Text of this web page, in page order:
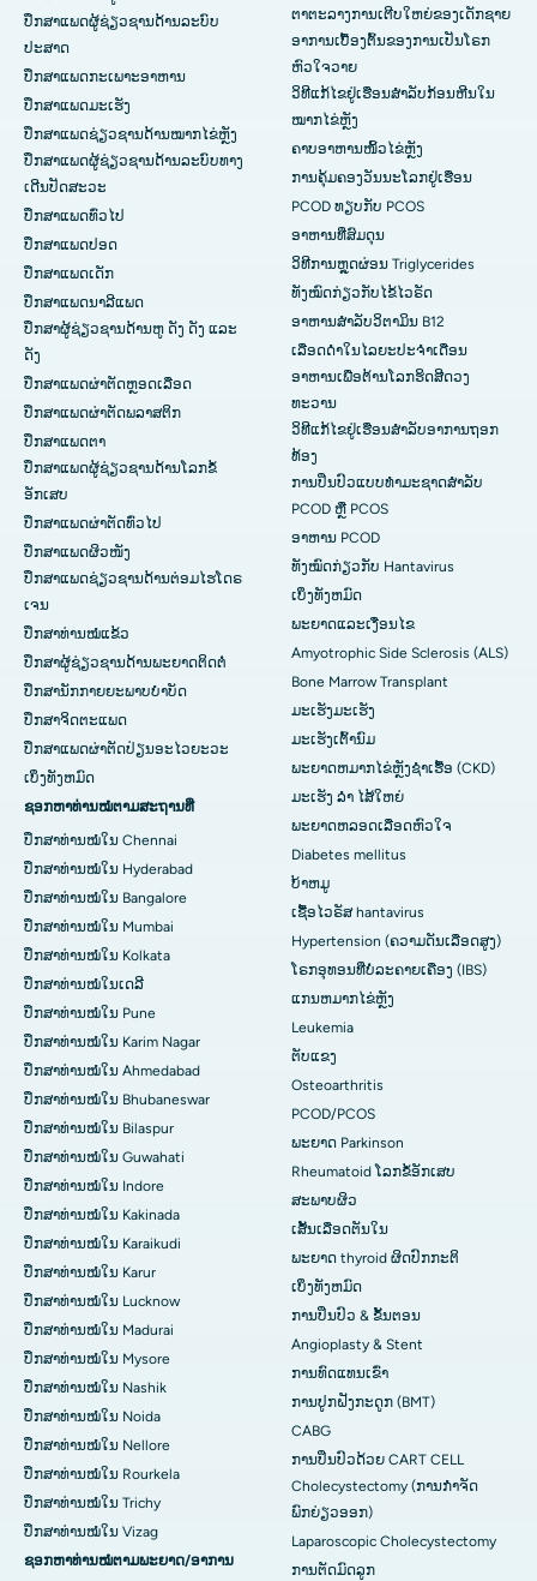
ປຶກສາແພດຜູ້ຊ່ຽວຊານດ້ານລະບົບ
ປະສາດ
ປຶກສາແພດກະເພາະອາຫານ
ປຶກສາແພດມະເຮັງ
ປຶກສາແພດຊ່ຽວຊານດ້ານໝາກໄຂ່ຫຼັງ
ປຶກສາແພດຜູ້ຊ່ຽວຊານດ້ານລະບົບທາງ
ເດີນປັດສະວະ
ປຶກສາແພດທົ່ວໄປ
ປຶກສາແພດປອດ
ປຶກສາແພດເດັກ
ປຶກສາແພດນາລີແພດ
ປຶກສາຜູ້ຊ່ຽວຊານດ້ານຫູ ດັງ ດັງ ແລະ
ດັງ
ປຶກສາແພດຜ່າຕັດຫຼອດເລືອດ
ປຶກສາແພດຜ່າຕັດພລາສຕິກ
ປຶກສາແພດຕາ
ປຶກສາແພດຜູ້ຊ່ຽວຊານດ້ານໂລກຂໍ້
ອັກເສບ
ປຶກສາແພດຜ່າຕັດທົ່ວໄປ
ປຶກສາແພດຜິວໜັງ
ປຶກສາແພດຊ່ຽວຊານດ້ານຕ່ອມໄຮໂດຣ
ເຈນ
ປຶກສາທ່ານໝໍແຂ້ວ
ປຶກສາຜູ້ຊ່ຽວຊານດ້ານພະຍາດຕິດຕໍ່
ປຶກສານັກກາຍຍະພາບບຳບັດ
ປຶກສາຈິດຕະແພດ
ປຶກສາແພດຜ່າຕັດປ່ຽນອະໄວຍະວະ
ເບິ່ງທັງຫມົດ
ຊອກຫາທ່ານໝໍຕາມສະຖານທີ່
ປຶກສາທ່ານໝໍໃນ Chennai
ປຶກສາທ່ານໝໍໃນ Hyderabad
ປຶກສາທ່ານໝໍໃນ Bangalore
ປຶກສາທ່ານໝໍໃນ Mumbai
ປຶກສາທ່ານໝໍໃນ Kolkata
ປຶກສາທ່ານໝໍໃນເດລີ
ປຶກສາທ່ານໝໍໃນ Pune
ປຶກສາທ່ານໝໍໃນ Karim Nagar
ປຶກສາທ່ານໝໍໃນ Ahmedabad
ປຶກສາທ່ານໝໍໃນ Bhubaneswar
ປຶກສາທ່ານໝໍໃນ Bilaspur
ປຶກສາທ່ານໝໍໃນ Guwahati
ປຶກສາທ່ານໝໍໃນ Indore
ປຶກສາທ່ານໝໍໃນ Kakinada
ປຶກສາທ່ານໝໍໃນ Karaikudi
ປຶກສາທ່ານໝໍໃນ Karur
ປຶກສາທ່ານໝໍໃນ Lucknow
ປຶກສາທ່ານໝໍໃນ Madurai
ປຶກສາທ່ານໝໍໃນ Mysore
ປຶກສາທ່ານໝໍໃນ Nashik
ປຶກສາທ່ານໝໍໃນ Noida
ປຶກສາທ່ານໝໍໃນ Nellore
ປຶກສາທ່ານໝໍໃນ Rourkela
ປຶກສາທ່ານໝໍໃນ Trichy
ປຶກສາທ່ານໝໍໃນ Vizag
ຊອກຫາທ່ານໝໍຕາມພະຍາດ/ອາການ
ຕາຕະລາງການເຕີບໃຫຍ່ຂອງເດັກຊາຍ
ອາການເບື້ອງຕົ້ນຂອງການເປັນໂຣກ
ຫົວໃຈວາຍ
ວິທີແກ້ໄຂຢູ່ເຮືອນສຳລັບກ້ອນຫີນໃນ
ໝາກໄຂ່ຫຼັງ
ຄາບອາຫານໜິ້ວໄຂ່ຫຼັງ
ການຄຸ້ມຄອງວັນນະໂລກຢູ່ເຮືອນ
PCOD ທຽບກັບ PCOS
ອາຫານທີ່ສົມດຸນ
ວິທີການຫຼຸດຜ່ອນ Triglycerides
ທັງໝົດກ່ຽວກັບໄຂ້ໄວຣັດ
ອາຫານສຳລັບວິຕາມິນ B12
ເລືອດດໍາໃນໄລຍະປະຈໍາເດືອນ
ອາຫານເພື່ອຕ້ານໂລກຮິດສີດວງ
ທະວານ
ວິທີແກ້ໄຂຢູ່ເຮືອນສຳລັບອາການຖອກ
ທ້ອງ
ການປິ່ນປົວແບບທໍາມະຊາດສໍາລັບ
PCOD ຫຼື PCOS
ອາຫານ PCOD
ທັງໝົດກ່ຽວກັບ Hantavirus
ເບິ່ງ​ທັງ​ຫມົດ
ພະຍາດແລະເງື່ອນໄຂ
Amyotrophic Side Sclerosis (ALS)
Bone Marrow Transplant
ມະເຮັງມະເຮັງ
ມະເຮັງເຕົ້ານົມ
ພະຍາດຫມາກໄຂ່ຫຼັງຊໍາເຮື້ອ (CKD)
ມະເຮັງ ລຳ ໄສ້ໃຫຍ່
ພະຍາດຫລອດເລືອດຫົວໃຈ
Diabetes mellitus
ບ້າຫມູ
ເຊື້ອໄວຣັສ hantavirus
Hypertension (ຄວາມດັນເລືອດສູງ)
ໂຣກອຸທອນທີ່ບໍ່ລະຄາຍເຄືອງ (IBS)
ແກນ​ຫມາກ​ໄຂ່​ຫຼັງ
Leukemia
ຕັບແຂງ
Osteoarthritis
PCOD/PCOS
ພະຍາດ Parkinson
Rheumatoid ໂລກຂໍ້ອັກເສບ
ສະພາບຜິວ
ເສັ້ນເລືອດຕັນໃນ
ພະຍາດ thyroid ຜິດປົກກະຕິ
ເບິ່ງທັງຫມົດ
ການປິ່ນປົວ & ຂັ້ນຕອນ
Angioplasty & Stent
ການທົດແທນເຂົ່າ
ການປູກຝັງກະດູກ (BMT)
CABG
ການປິ່ນປົວດ້ວຍ CART CELL
Cholecystectomy (ການກຳຈັດ
ພົກຍ່ຽວອອກ)
Laparoscopic Cholecystectomy
ການຕັດມົດລູກ